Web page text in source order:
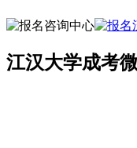
江汉大学成考